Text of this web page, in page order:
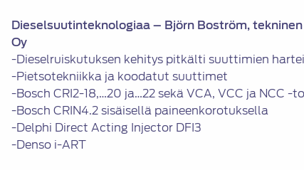
Dieselsuutinteknologiaa – Björn Boström,
Oy
-Dieselruiskutuksen kehitys pitkälti suuttimien
-Pietsotekniikka ja koodatut suuttimet
-Bosch CRI2-18,…20 ja…22 sekä VCA, VCC ja NCC -
-Bosch CRIN4.2 sisäisellä paineenkorotuksella
-Delphi Direct Acting Injector DFI3
-Denso i-ART